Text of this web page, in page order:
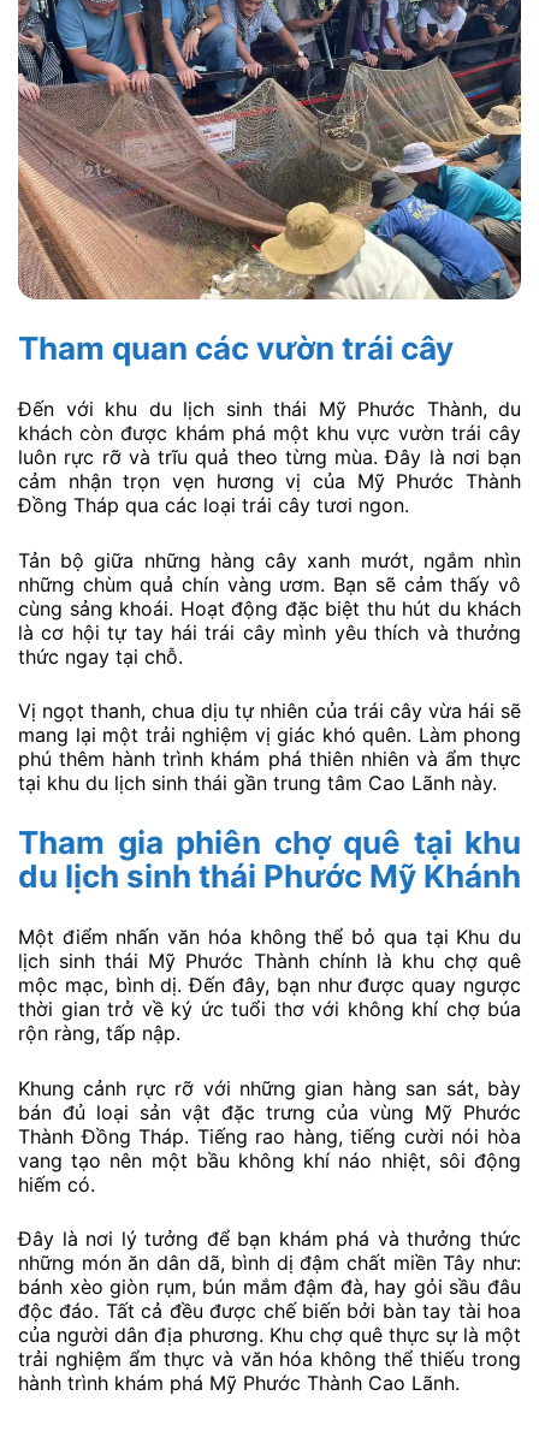
Tham quan các vườn trái cây
Đến với khu du lịch sinh thái Mỹ Phước Thành, du
khách còn được khám phá một khu vực vườn trái cây
luôn rực rỡ và trĩu quả theo từng mùa. Đây là nơi bạn
cảm nhận trọn vẹn hương vị của Mỹ Phước Thành
Đồng Tháp qua các loại trái cây tươi ngon.
Tản bộ giữa những hàng cây xanh mướt, ngắm nhìn
những chùm quả chín vàng ươm. Bạn sẽ cảm thấy vô
cùng sảng khoái. Hoạt động đặc biệt thu hút du khách
là cơ hội tự tay hái trái cây mình yêu thích và thưởng
thức ngay tại chỗ.
Vị ngọt thanh, chua dịu tự nhiên của trái cây vừa hái sẽ
mang lại một trải nghiệm vị giác khó quên. Làm phong
phú thêm hành trình khám phá thiên nhiên và ẩm thực
tại khu du lịch sinh thái gần trung tâm Cao Lãnh này.
Tham gia phiên chợ quê tại khu
du lịch sinh thái Phước Mỹ Khánh
Một điểm nhấn văn hóa không thể bỏ qua tại Khu du
lịch sinh thái Mỹ Phước Thành chính là khu chợ quê
mộc mạc, bình dị. Đến đây, bạn như được quay ngược
thời gian trở về ký ức tuổi thơ với không khí chợ búa
rộn ràng, tấp nập.
Khung cảnh rực rỡ với những gian hàng san sát, bày
bán đủ loại sản vật đặc trưng của vùng Mỹ Phước
Thành Đồng Tháp. Tiếng rao hàng, tiếng cười nói hòa
vang tạo nên một bầu không khí náo nhiệt, sôi động
hiếm có.
Đây là nơi lý tưởng để bạn khám phá và thưởng thức
những món ăn dân dã, bình dị đậm chất miền Tây như:
bánh xèo giòn rụm, bún mắm đậm đà, hay gỏi sầu đâu
độc đáo. Tất cả đều được chế biến bởi bàn tay tài hoa
của người dân địa phương. Khu chợ quê thực sự là một
trải nghiệm ẩm thực và văn hóa không thể thiếu trong
hành trình khám phá Mỹ Phước Thành Cao Lãnh.